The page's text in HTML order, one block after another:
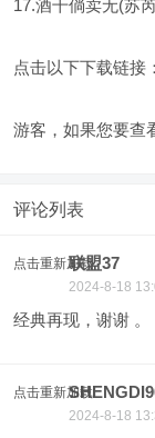
17.酒干倘卖无(苏
点击以下下载链接：
游客，如果您要查
评论列表
点击重新加载联盟37
2024-8-18
经典再现，谢谢 。
点击重新加载
2024-8-18